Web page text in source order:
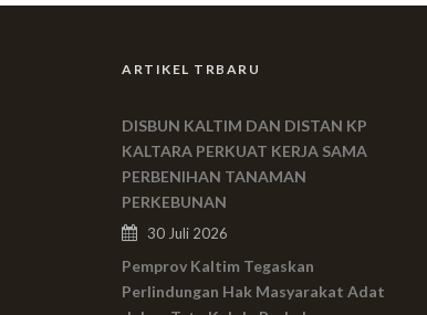
ARTIKEL TRBARU
DISBUN KALTIM DAN DISTAN KP
KALTARA PERKUAT KERJA SAMA
PERBENIHAN TANAMAN
PERKEBUNAN
30 Juli 2026
Pemprov Kaltim Tegaskan
Perlindungan Hak Masyarakat Adat